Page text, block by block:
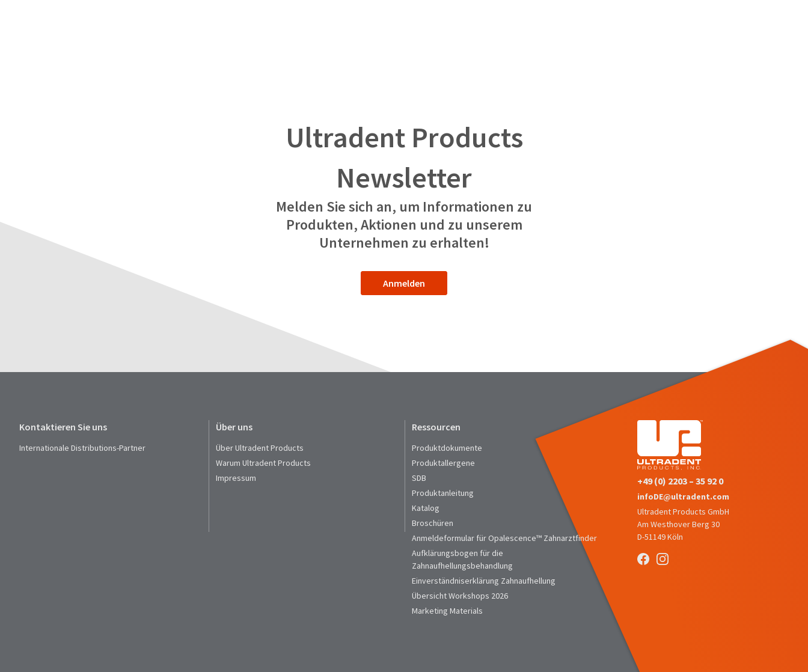
Ultradent Products
Newsletter
Melden Sie sich an, um Informationen zu
Produkten, Aktionen und zu unserem
Unternehmen zu erhalten!
Anmelden
Kontaktieren Sie uns
Internationale Distributions-Partner
Über uns
Über Ultradent Products
Warum Ultradent Products
Impressum
Ressourcen
Produktdokumente
Produktallergene
SDB
Produktanleitung
Katalog
Broschüren
Anmeldeformular für Opalescence™ Zahnarztfinder
Aufklärungsbogen für die
Zahnaufhellungsbehandlung
Einverständniserklärung Zahnaufhellung
Übersicht Workshops 2026
Marketing Materials
+49 (0) 2203 – 35 92 0
infoDE@ultradent.com
Ultradent Products GmbH
Am Westhover Berg 30
D-51149 Köln